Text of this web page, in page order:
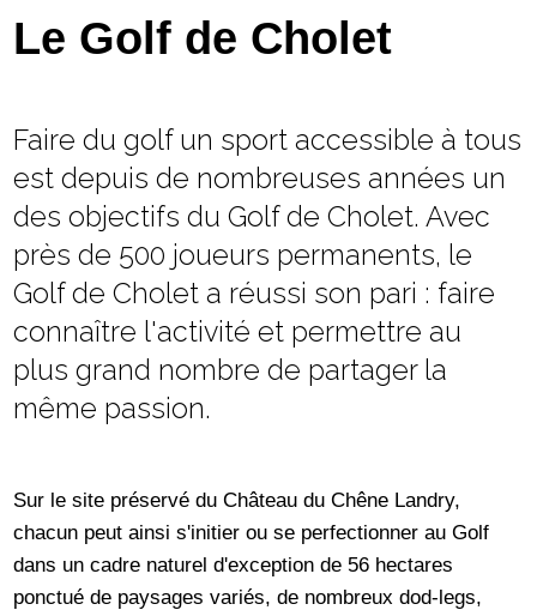
Economie
Contacts
Le Golf de Cholet
Faire du golf un sport accessible à tous
est depuis de nombreuses années un
des objectifs du Golf de Cholet. Avec
près de 500 joueurs permanents, le
Golf de Cholet a réussi son pari : faire
connaître l'activité et permettre au
plus grand nombre de partager la
même passion.
Sur le site préservé du Château du Chêne Landry,
chacun peut ainsi s'initier ou se perfectionner au Golf
dans un cadre naturel d'exception de 56 hectares
ponctué de paysages variés, de nombreux dod-legs,